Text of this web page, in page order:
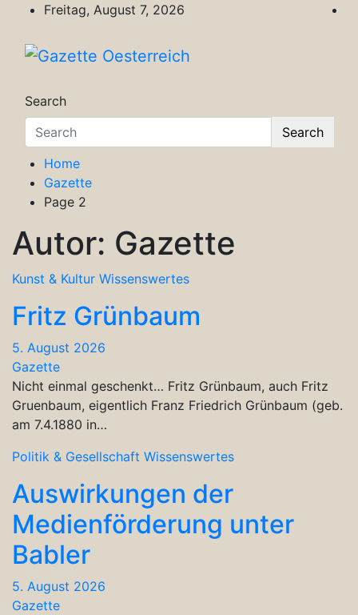
content
Freitag, August 7, 2026
Search
Search
Home
Gazette
Page 2
Autor: Gazette
Kunst & Kultur Wissenswertes
Fritz Grünbaum
5. August 2026
Gazette
Nicht einmal geschenkt… Fritz Grünbaum, auch Fritz
Gruenbaum, eigentlich Franz Friedrich Grünbaum (geb.
am 7.4.1880 in…
Politik & Gesellschaft Wissenswertes
Auswirkungen der
Medienförderung unter
Babler
5. August 2026
Gazette